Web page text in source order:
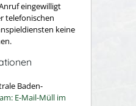
eingewilligt
telefonischen
keine
Baden-
E-Mail-Müll im